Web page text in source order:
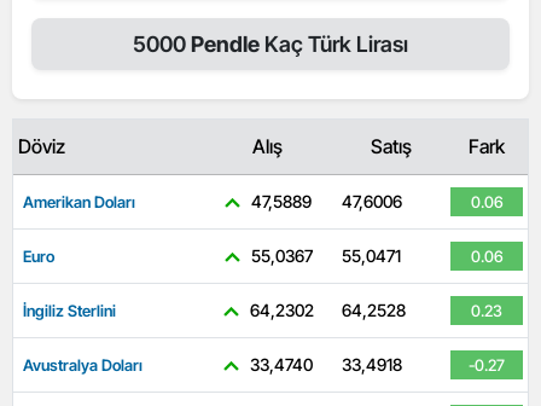
5000Pendle Kaç Türk Lirası
Döviz Alış Satış Fark
Amerikan Doları 47,5889 47,6006 0.06
Euro 55,0367 55,0471 0.06
İngiliz Sterlini 64,2302 64,2528 0.23
Avustralya Doları 33,4740 33,4918 -0.27